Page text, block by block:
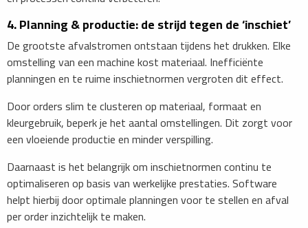
4. Planning & productie: de strijd tegen de ‘inschiet’
De grootste afvalstromen ontstaan tijdens het drukken. Elke
omstelling van een machine kost materiaal. Inefficiënte
planningen en te ruime inschietnormen vergroten dit effect.
Door orders slim te clusteren op materiaal, formaat en
kleurgebruik, beperk je het aantal omstellingen. Dit zorgt voor
een vloeiende productie en minder verspilling.
Daarnaast is het belangrijk om inschietnormen continu te
optimaliseren op basis van werkelijke prestaties. Software
helpt hierbij door optimale planningen voor te stellen en afval
per order inzichtelijk te maken.